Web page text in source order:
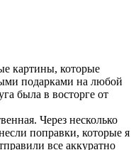
картины, которые
подарками на любой
была в восторге от
Через несколько
поправки, которые я
все аккуратно